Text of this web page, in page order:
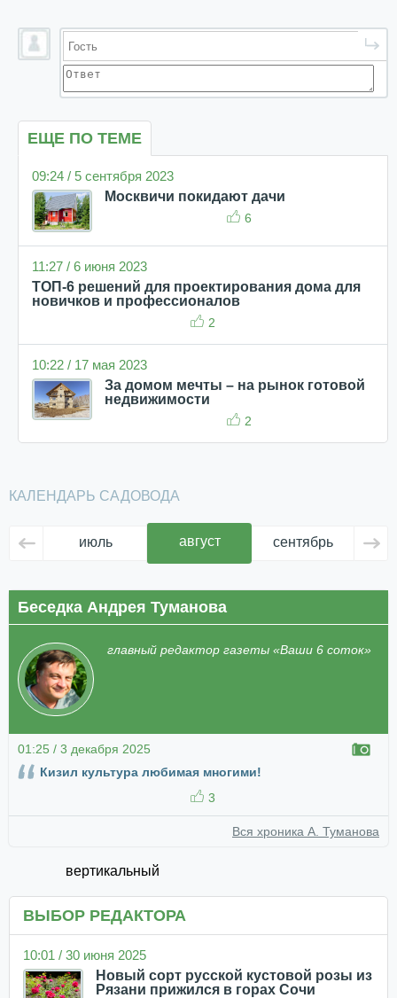
ЕЩЕ ПО ТЕМЕ
09:24 / 5 сентября 2023
Москвичи покидают дачи
6
11:27 / 6 июня 2023
ТОП-6 решений для проектирования дома для
новичков и профессионалов
2
10:22 / 17 мая 2023
За домом мечты – на рынок готовой
недвижимости
2
КАЛЕНДАРЬ САДОВОДА
июль август сентябрь
Беседка Андрея Туманова
главный редактор газеты «Ваши 6 соток»
01:25 / 3 декабря 2025
Кизил культура любимая многими!
3
Вся хроника А. Туманова
вертикальный
ВЫБОР РЕДАКТОРА
10:01 / 30 июня 2025
Новый сорт русской кустовой розы из
Рязани прижился в горах Сочи